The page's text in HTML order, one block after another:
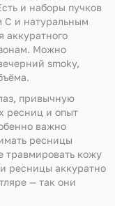
и наборы пучков
C и натуральным
аккуратного
Можно
smoky,
привычную
ресниц и опыт
важно
ресницы
травмировать кожу
ресницы аккуратно
— так они